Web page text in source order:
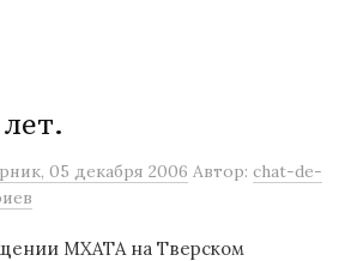
05 декабря 2006 Автор: chat-de-
МХАТА на Тверском